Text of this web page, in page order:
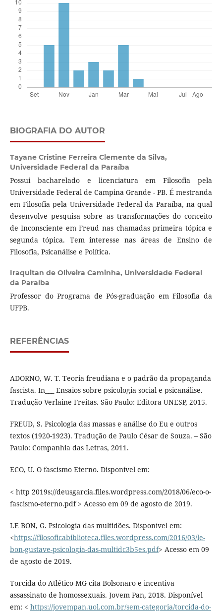
BIOGRAFIA DO AUTOR
Tayane Cristine Ferreira Clemente da Silva,
Universidade Federal da Paraíba
Possui bacharelado e licenciatura em Filosofia pela
Universidade Federal de Campina Grande - PB. É mestranda
em Filosofia pela Universidade Federal da Paraíba, na qual
desenvolve pesquisa sobre as transformações do conceito
de Inconsciente em Freud nas chamadas primeira tópica e
segunda tópica. Tem interesse nas áreas de Ensino de
Filosofia, Psicanálise e Política.
Iraquitan de Oliveira Caminha, Universidade Federal
da Paraíba
Professor do Programa de Pós-graduação em Filosofia da
UFPB.
REFERÊNCIAS
ADORNO, W. T. Teoria freudiana e o padrão da propaganda
fascista. In___ Ensaios sobre psicologia social e psicanálise.
Tradução Verlaine Freitas. São Paulo: Editora UNESP, 2015.
FREUD, S. Psicologia das massas e análise do Eu e outros
textos (1920-1923). Tradução de Paulo César de Souza. – São
Paulo: Companhia das Letras, 2011.
ECO, U. O fascismo Eterno. Disponível em:
< http 2019s://deusgarcia.files.wordpress.com/2018/06/eco-o-
fascismo-eterno.pdf > Acesso em 09 de agosto de 2019.
LE BON, G. Psicologia das multidões. Disponível em:
<https://filosoficabiblioteca.files.wordpress.com/2016/03/le-
bon-gustave-psicologia-das-multidc3b5es.pdf> Acesso em 09
de agosto de 2019.
Torcida do Atlético-MG cita Bolsonaro e incentiva
assassinato de homossexuais. Jovem Pan, 2018. Disponível
em: < https://jovempan.uol.com.br/sem-categoria/torcida-do-